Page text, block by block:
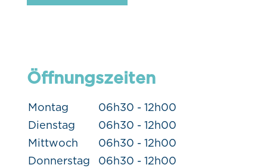
Öffnungszeiten
Montag
06h30 - 12h00
Dienstag
06h30 - 12h00
Mittwoch
06h30 - 12h00
Donnerstag
06h30 - 12h00